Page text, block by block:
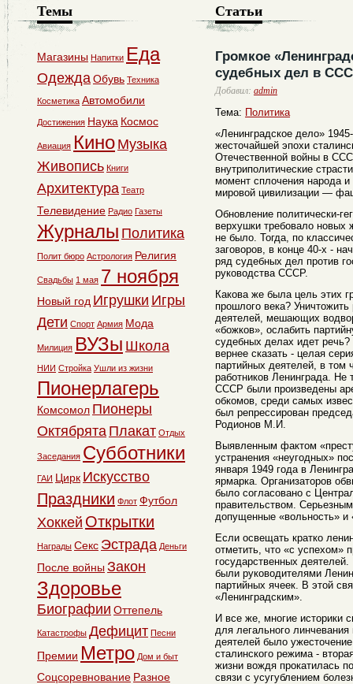
Статьи
Громкое
судебных дел в
Добавил: admin
Тема: Политика
«Ленинградское дело»
жесточайшей эпохи
Отечественной войны в
внутриполитические
момент сплочения народа и
мировой цивилизации —
Обновление политически-
верхушки требовало новых
не было. Тогда, по
заговоров, в конце 40-х -
ряд судебных дел против
руководства СССР.
Какова же была цель этих
прошлого века?
деятелей, мешающих
«божков», ослабить
судебных делах идет
вернее сказать - целая
партийных деятелей, в том
работников Ленинграда. Не
СССР были произведены
обкомов, среди самых
был репрессирован
Родионов М.И.
Выявленным фактом
устранения «неугодных»
января 1949 года в
ярмарка. Организаторов
было согласовано с
правительством.
допущенные «вольность» и
Если освещать кратко
отметить, что «с успехом»
государственных
были руководителями
партийных ячеек. В этой
«Ленинградским».
И все же, многие историки
для легального
деятелей было
сталинского режима -
жизни вождя прокатилась
связи с усугублением
Темы
Магазины Напитки Еда
ОдеждаОбувь Техника
Косметика Автомобили
Достижения Наука Космос
Авиация Кино Музыка
Живопись Книги
Архитектура Театр
Телевидение Радио Газеты
Журналы Политика
Полит бюро Астрология Религия
Свадьбы 1 мая 7 ноября
Новый год Игрушки Игры
Дети Спорт Армия Мода
Милиция ВУЗы Школа
НИИ Стройка Ушли из жизни
Пионерлагерь
Комсомол Пионеры
Октябрята Плакат Отдых
Заседания Субботники
ГАИ Цирк Искусство
Праздники Флот Футбол
Хоккей Открытки
Награды Секс Эстрада Деньги
После войны Закон
Здоровье
Биографии Оттепель
Катастрофы Дефицит Песни
Премии Метро Дом и быт
Соцсоревнование Разное